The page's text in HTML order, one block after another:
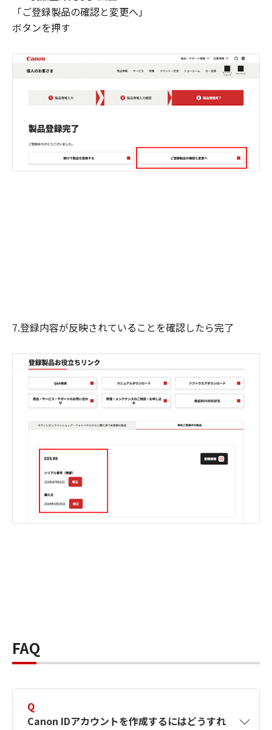
「ご登録製品の確認と変更へ」
ボタンを押す
7.登録内容が反映されていることを確認したら完了
FAQ
Q
Canon IDアカウントを作成するにはどうすれ